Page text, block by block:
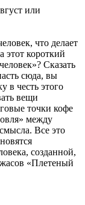
или
что делает
этот короткий
Сказать
сюда, вы
в честь этого
вещи
точки кофе
между
Все это
созданной,
«Плетеный